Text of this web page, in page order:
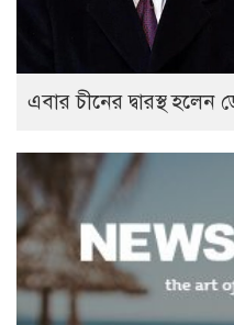
এবার চীনের দ্বারস্থ হলেন